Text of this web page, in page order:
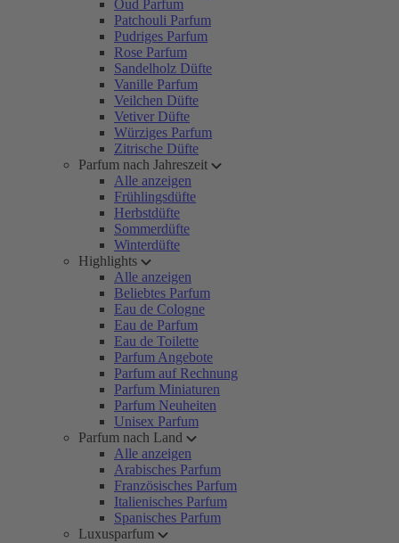
Oud Parfum
Patchouli Parfum
Pudriges Parfum
Rose Parfum
Sandelholz Düfte
Vanille Parfum
Veilchen Düfte
Vetiver Düfte
Würziges Parfum
Zitrische Düfte
Parfum nach Jahreszeit
Alle anzeigen
Frühlingsdüfte
Herbstdüfte
Sommerdüfte
Winterdüfte
Highlights
Alle anzeigen
Beliebtes Parfum
Eau de Cologne
Eau de Parfum
Eau de Toilette
Parfum Angebote
Parfum auf Rechnung
Parfum Miniaturen
Parfum Neuheiten
Unisex Parfum
Parfum nach Land
Alle anzeigen
Arabisches Parfum
Französisches Parfum
Italienisches Parfum
Spanisches Parfum
Luxusparfum